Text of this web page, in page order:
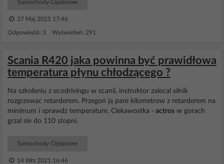
Samochody Ciężarowe
27 Maj 2025 17:46
Odpowiedzi: 3 Wyświetleń: 291
Scania R420 jaka powinna być prawidłowa
temperatura płynu chłodzącego ?
Na szkoleniu z ecodrivingu w scanii, instruktor zalecal silnik
rozgrzewac retarderem. Przegoń ją pare kilometrow z retarderem na
minimum i sprawdz temperature. Ciekawostka - actros w gorach
grzal sie do 110 stopni.
Samochody Ciężarowe
14 Wrz 2021 16:46